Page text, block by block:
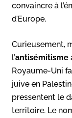
convaincre à
d’Europe.
Curieusement,
l’antisémitisme
Royaume-Uni
juive en
pressentent le
territoire. Le